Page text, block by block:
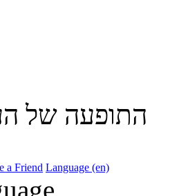
התופעה של
a Friend Language (en)